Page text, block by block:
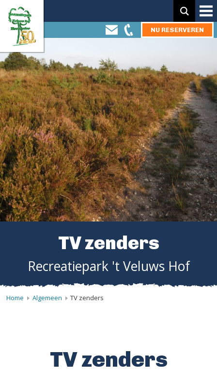
NU RESERVEREN
Zoeken:
TV zenders
Recreatiepark 't Veluws Hof
Home Algemeen TV zenders
TV zenders